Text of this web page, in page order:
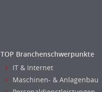
TOP Branchenschwerpunkte
IT & Internet
Maschinen- & Anlagenbau